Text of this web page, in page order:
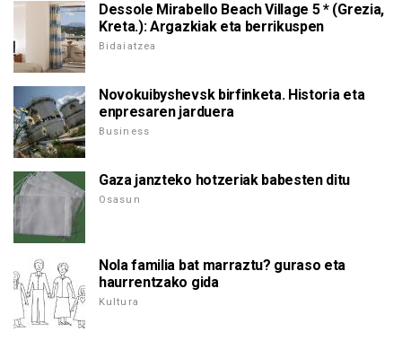
Dessole Mirabello Beach Village 5 * (Grezia,
Kreta.): Argazkiak eta berrikuspen
Bidaiatzea
Novokuibyshevsk birfinketa. Historia eta
enpresaren jarduera
Business
Gaza janzteko hotzeriak babesten ditu
Osasun
Nola familia bat marraztu? guraso eta
haurrentzako gida
Kultura